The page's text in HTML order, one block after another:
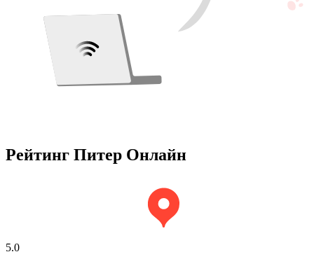
Рейтинг Питер Онлайн
5.0